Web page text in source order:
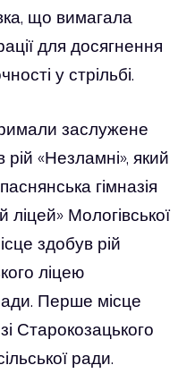
що вимагала
для досягнення
у стрільбі.
заслужене
рій «Незламні», який
гімназія
Мологівської
здобув рій
ліцею
Перше місце
Старокозацького
ради.